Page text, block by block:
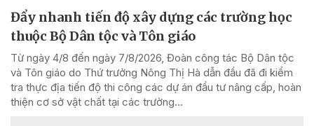
Đẩy nhanh tiến độ xây dựng các trường học
thuộc Bộ Dân tộc và Tôn giáo
Từ ngày 4/8 đến ngày 7/8/2026, Đoàn công tác Bộ Dân tộc
và Tôn giáo do Thứ trưởng Nông Thị Hà dẫn đầu đã đi kiểm
tra thực địa tiến độ thi công các dự án đầu tư nâng cấp, hoàn
thiện cơ sở vật chất tại các trường...